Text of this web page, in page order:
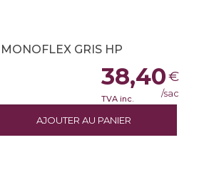
GRIS HP
AJOUTER AU PANIER
38,40€
TVA inc. /sac